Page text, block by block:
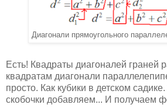
Диагонали прямоугольного
Есть! Квадраты диагоналей граней
квадратам диагонали
просто. Как кубики в детском
скобочки добавляем... И получаем